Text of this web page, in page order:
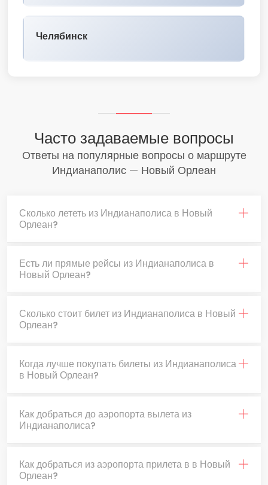
Челябинск
Часто задаваемые вопросы
Ответы на популярные вопросы о маршруте
Индианаполис — Новый Орлеан
Сколько лететь из Индианаполиса в Новый
Орлеан?
Есть ли прямые рейсы из Индианаполиса в
Новый Орлеан?
Сколько стоит билет из Индианаполиса в Новый
Орлеан?
Когда лучше покупать билеты из Индианаполиса
в Новый Орлеан?
Как добраться до аэропорта вылета из
Индианаполиса?
Как добраться из аэропорта прилета в в Новый
Орлеан?